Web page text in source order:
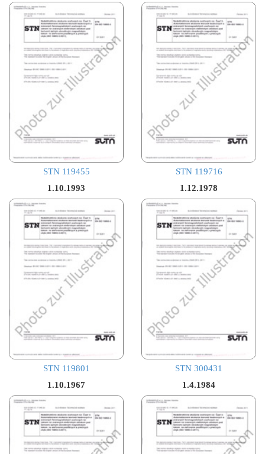
STN 119455
1.10.1993
STN 119716
1.12.1978
STN 119801
1.10.1967
STN 300431
1.4.1984